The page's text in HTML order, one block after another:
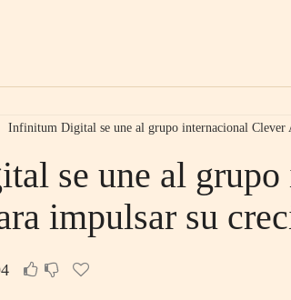
Infinitum Digital se une al grupo internacional Clever
se une al grupo
impulsar su